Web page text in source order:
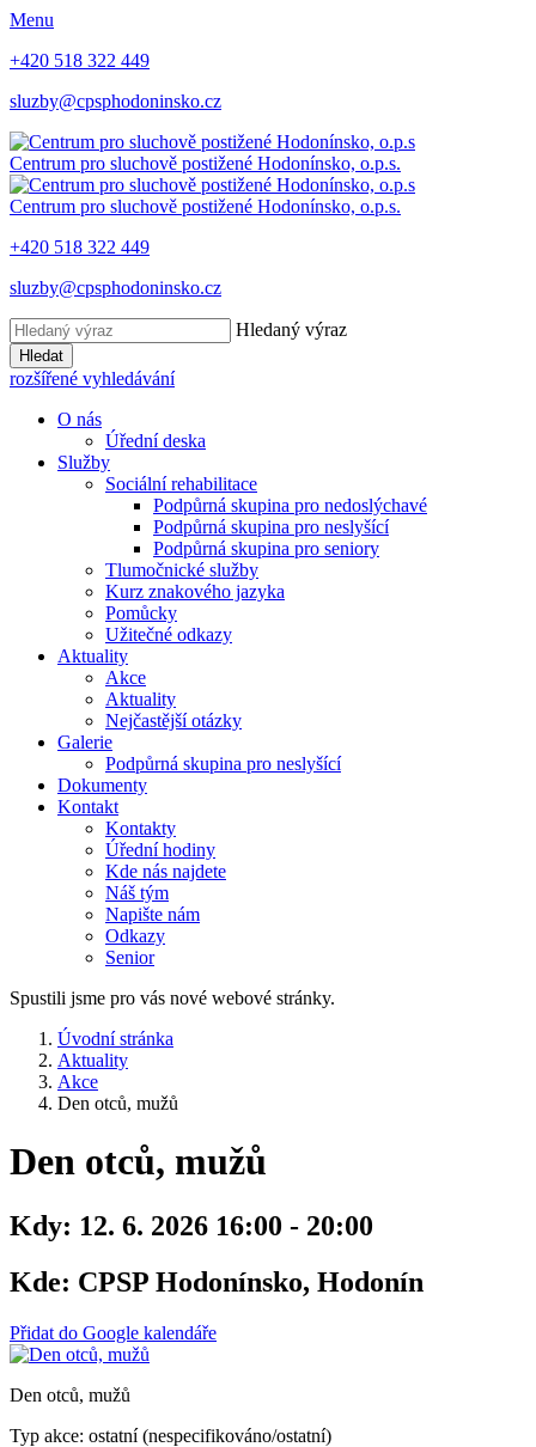
Menu
+420 518 322 449
sluzby@cpsphodoninsko.cz
Centrum pro sluchově postižené Hodonínsko, o.p.s.
Centrum pro sluchově postižené Hodonínsko, o.p.s.
+420 518 322 449
sluzby@cpsphodoninsko.cz
Hledaný výraz
Hledat
rozšířené vyhledávání
O nás
Úřední deska
Služby
Sociální rehabilitace
Podpůrná skupina pro nedoslýchavé
Podpůrná skupina pro neslyšící
Podpůrná skupina pro seniory
Tlumočnické služby
Kurz znakového jazyka
Pomůcky
Užitečné odkazy
Aktuality
Akce
Aktuality
Nejčastější otázky
Galerie
Podpůrná skupina pro neslyšící
Dokumenty
Kontakt
Kontakty
Úřední hodiny
Kde nás najdete
Náš tým
Napište nám
Odkazy
Senior
Spustili jsme pro vás nové webové stránky.
Úvodní stránka
Aktuality
Akce
Den otců, mužů
Den otců, mužů
Kdy: 12. 6. 2026 16:00 - 20:00
Kde: CPSP Hodonínsko, Hodonín
Přidat do Google kalendáře
Den otců, mužů
Typ akce: ostatní (nespecifikováno/ostatní)